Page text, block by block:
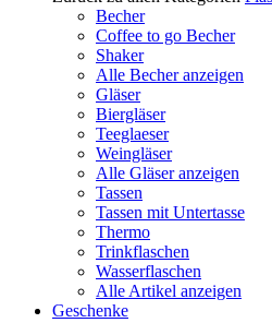
Becher
Coffee to go Becher
Shaker
Alle Becher anzeigen
Gläser
Biergläser
Teeglaeser
Weingläser
Alle Gläser anzeigen
Tassen
Tassen mit Untertasse
Thermo
Trinkflaschen
Wasserflaschen
Alle Artikel anzeigen
Geschenke